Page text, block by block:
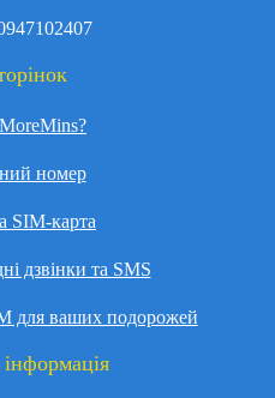
номер
SIM-карта
дзвінки та SMS
для ваших подорожей